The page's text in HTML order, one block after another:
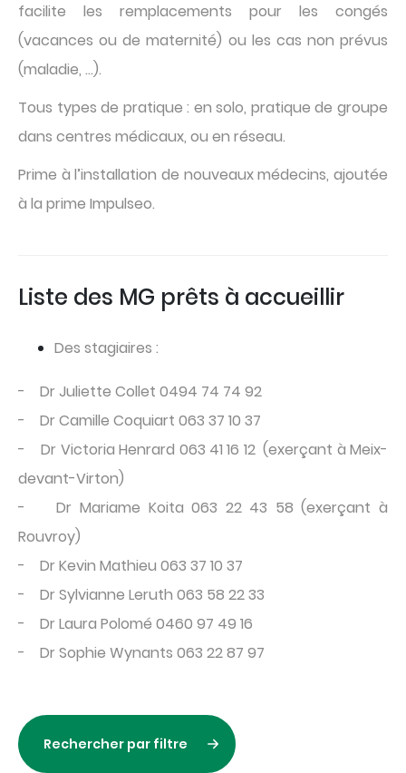
facilite les remplacements pour les congés
(vacances ou de maternité) ou les cas non prévus
(maladie, …).
Tous types de pratique : en solo, pratique de groupe
dans centres médicaux, ou en réseau.
Prime à l’installation de nouveaux médecins, ajoutée
à la prime Impulseo.
Liste des MG prêts à accueillir
Des stagiaires :
- Dr Juliette Collet 0494 74 74 92
- Dr Camille Coquiart 063 37 10 37
- Dr Victoria Henrard 063 41 16 12 (exerçant à Meix-
devant-Virton)
- Dr Mariame Koita 063 22 43 58 (exerçant à
Rouvroy)
- Dr Kevin Mathieu 063 37 10 37
- Dr Sylvianne Leruth 063 58 22 33
- Dr Laura Polomé 0460 97 49 16
- Dr Sophie Wynants 063 22 87 97
Rechercher par filtre